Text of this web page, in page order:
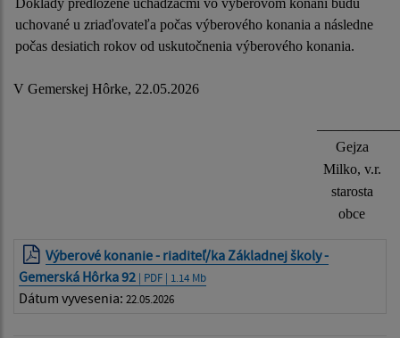
uchované u zriaďovateľa počas výberového konania a následne
počas desiatich rokov od uskutočnenia výberového konania.
V Gemerskej Hôrke, 22.05.2026
Gejza
Milko, v.r.
starosta
obce
Výberové konanie - riaditeľ/ka Základnej školy -
Gemerská Hôrka 92 | PDF | 1.14 Mb
Dátum vyvesenia: 22.05.2026